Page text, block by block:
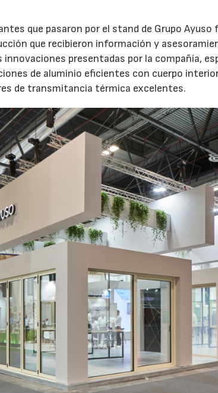
que pasaron por el stand de Grupo
que recibieron información y
innovaciones presentadas por la compañía,
de aluminio eficientes con cuerpo
de transmitancia térmica excelentes.